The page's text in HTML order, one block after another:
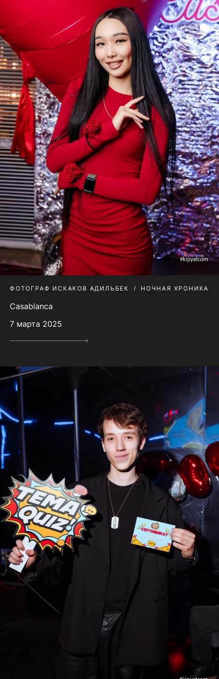
ФОТОГРАФ ИСКАКОВ АДИЛЬБЕК НОЧНАЯ ХРОНИКА
Casablanca
7 марта 2025